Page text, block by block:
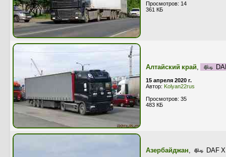
Просмотров: 14
361 КБ
Алтайский край,
15 апреля 2020 г.
Автор: Kolyan22rus
Просмотров: 35
483 КБ
Азербайджан,
DAF